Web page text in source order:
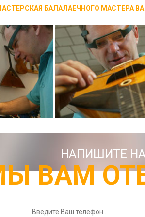
БАЛАЛАЕЧНОГО МАСТЕРА
НАПИШИТЕ
ВАМ